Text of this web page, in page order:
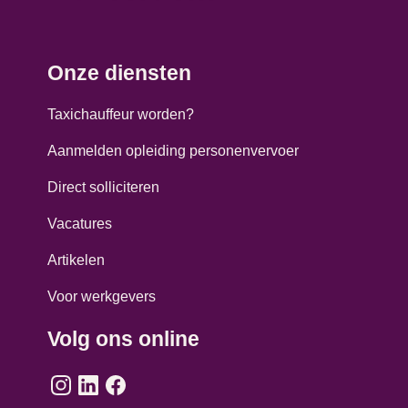
Onze diensten
Taxichauffeur worden?
Aanmelden opleiding personenvervoer
Direct solliciteren
Vacatures
Artikelen
Voor werkgevers
Volg ons online